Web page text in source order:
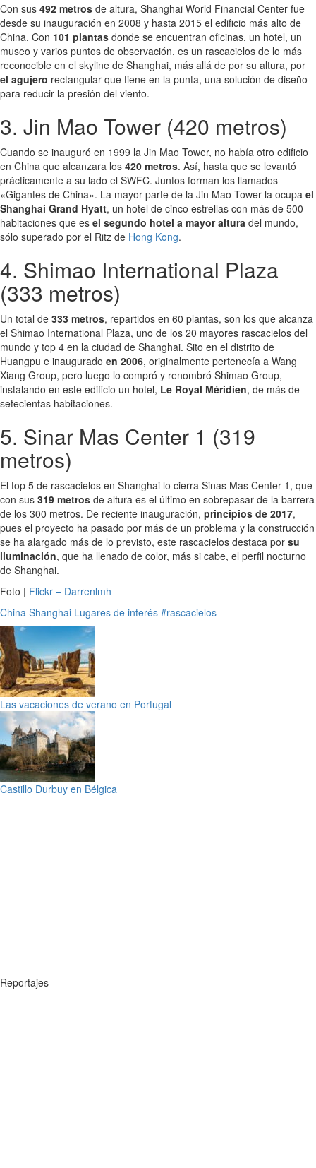
Con sus 492 metros de altura, Shanghai World Financial Center fue
desde su inauguración en 2008 y hasta 2015 el edificio más alto de
China. Con 101 plantas donde se encuentran oficinas, un hotel, un
museo y varios puntos de observación, es un rascacielos de lo más
reconocible en el skyline de Shanghai, más allá de por su altura, por
el agujero rectangular que tiene en la punta, una solución de diseño
para reducir la presión del viento.
3. Jin Mao Tower (420 metros)
Cuando se inauguró en 1999 la Jin Mao Tower, no había otro edificio
en China que alcanzara los 420 metros. Así, hasta que se levantó
prácticamente a su lado el SWFC. Juntos forman los llamados
«Gigantes de China». La mayor parte de la Jin Mao Tower la ocupa el
Shanghai Grand Hyatt, un hotel de cinco estrellas con más de 500
habitaciones que es el segundo hotel a mayor altura del mundo,
sólo superado por el Ritz de Hong Kong.
4. Shimao International Plaza
(333 metros)
Un total de 333 metros, repartidos en 60 plantas, son los que alcanza
el Shimao International Plaza, uno de los 20 mayores rascacielos del
mundo y top 4 en la ciudad de Shanghai. Sito en el distrito de
Huangpu e inaugurado en 2006, originalmente pertenecía a Wang
Xiang Group, pero luego lo compró y renombró Shimao Group,
instalando en este edificio un hotel, Le Royal Méridien, de más de
setecientas habitaciones.
5. Sinar Mas Center 1 (319
metros)
El top 5 de rascacielos en Shanghai lo cierra Sinas Mas Center 1, que
con sus 319 metros de altura es el último en sobrepasar de la barrera
de los 300 metros. De reciente inauguración, principios de 2017,
pues el proyecto ha pasado por más de un problema y la construcción
se ha alargado más de lo previsto, este rascacielos destaca por su
iluminación, que ha llenado de color, más si cabe, el perfil nocturno
de Shanghai.
Foto | Flickr – Darrenlmh
China Shanghai Lugares de interés #rascacielos
Las vacaciones de verano en Portugal
Castillo Durbuy en Bélgica
Reportajes